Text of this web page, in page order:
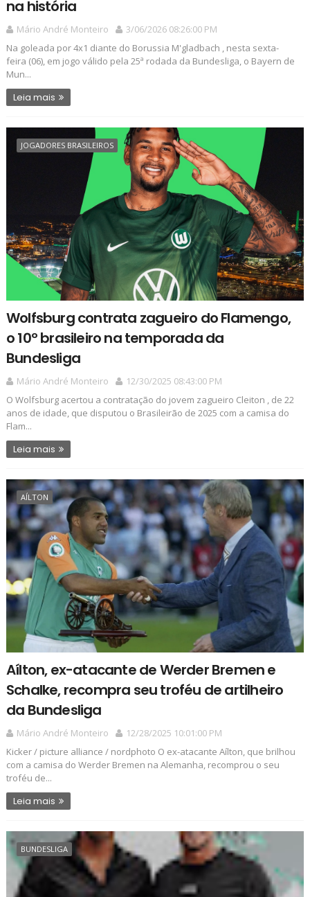
na história
Mário André Monteiro
3/06/2026 08:26:00 PM
Na goleada por 4x1 diante do Borussia M'gladbach , nesta sexta-
feira (06), em jogo válido pela 25ª rodada da Bundesliga, o Bayern de
Mun...
Leia mais
JOGADORES BRASILEIROS
Wolfsburg contrata zagueiro do Flamengo,
o 10º brasileiro na temporada da
Bundesliga
Mário André Monteiro
12/30/2025 08:43:00 PM
O Wolfsburg acertou a contratação do jovem zagueiro Cleiton , de 22
anos de idade, que disputou o Brasileirão de 2025 com a camisa do
Flam...
Leia mais
AÍLTON
Aílton, ex-atacante de Werder Bremen e
Schalke, recompra seu troféu de artilheiro
da Bundesliga
Mário André Monteiro
12/28/2025 10:01:00 PM
Kicker / picture alliance / nordphoto O ex-atacante Aílton, que brilhou
com a camisa do Werder Bremen na Alemanha, recomprou o seu
troféu de...
Leia mais
BUNDESLIGA